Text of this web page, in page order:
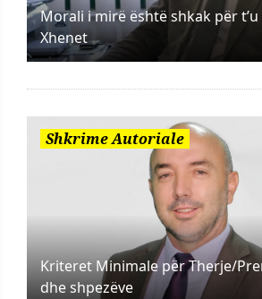
Morali i mirë është shkak për
Xhenet
Shkrime Autoriale
Kriteret Minimale për Therje/
dhe shpezëve